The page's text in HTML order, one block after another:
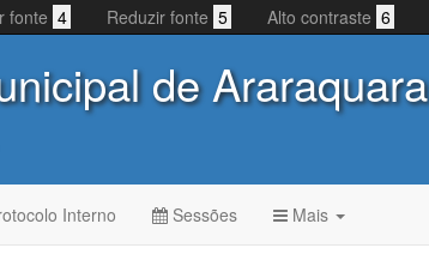
fonte 4 Reduzir fonte 5 Alto contraste 6
de Araraquara
Interno Sessões Mais